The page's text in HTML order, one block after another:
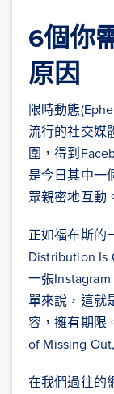
6個你
原因
限時動態
流行的社交媒
圍，得到
是今日其中一
眾親密地互動
正如福布斯的
Distribution Is
一張
單來說，這就
容，擁有期限
of Missing
在我們過往的